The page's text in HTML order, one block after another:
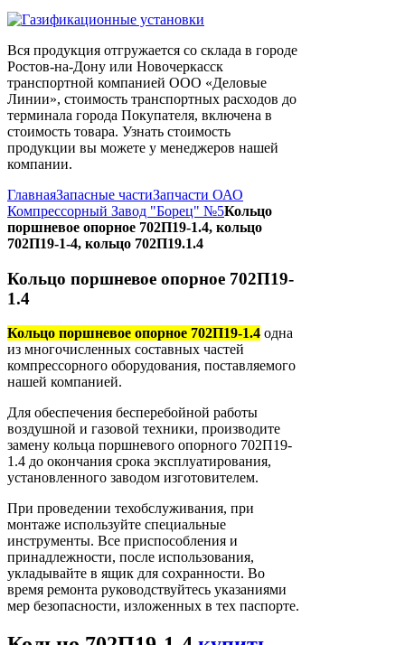
Вся продукция отгружается со склада в городе
Ростов-на-Дону или Новочеркасск
транспортной компанией ООО «Деловые
Линии», стоимость транспортных расходов до
терминала города Покупателя, включена в
стоимость товара. Узнать стоимость
продукции вы можете у менеджеров нашей
компании.
ГлавнаяЗапасные частиЗапчасти ОАО
Компрессорный Завод "Борец" №5Кольцо
поршневое опорное 702П19-1.4, кольцо
702П19-1-4, кольцо 702П19.1.4
Кольцо поршневое опорное 702П19-
1.4
Кольцо поршневое опорное 702П19-1.4 одна
из многочисленных составных частей
компрессорного оборудования, поставляемого
нашей компанией.
Для обеспечения бесперебойной работы
воздушной и газовой техники, производите
замену кольца поршневого опорного 702П19-
1.4 до окончания срока эксплуатирования,
установленного заводом изготовителем.
При проведении техобслуживания, при
монтаже используйте специальные
инструменты. Все приспособления и
принадлежности, после использования,
укладывайте в ящик для сохранности. Во
время ремонта руководствуйтесь указаниями
мер безопасности, изложенных в тех паспорте.